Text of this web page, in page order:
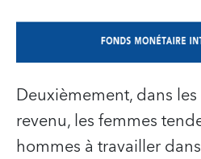
Deuxièmement, dans
revenu, les femmes
hommes à travailler